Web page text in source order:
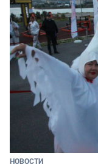
НОВОСТИ